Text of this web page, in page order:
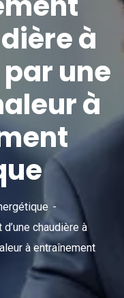
à
une
à
chaudière à
à entraînement